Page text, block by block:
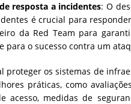
resposta a incidentes: O
é crucial para
da Red Team para
para o sucesso contra um
proteger os sistemas de
práticas, como
acesso, medidas de